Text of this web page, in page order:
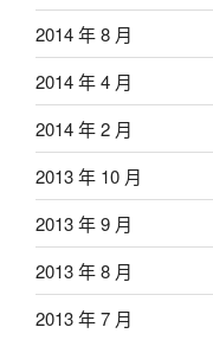
2014 年 8 月
2014 年 4 月
2014 年 2 月
2013 年 10 月
2013 年 9 月
2013 年 8 月
2013 年 7 月